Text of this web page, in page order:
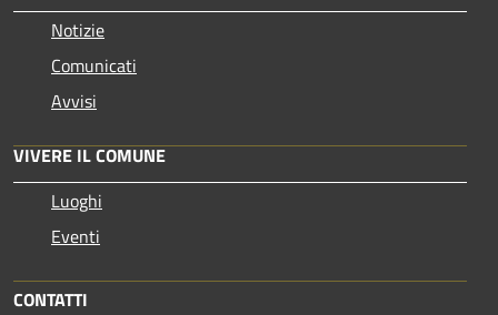
Notizie
Comunicati
Avvisi
VIVERE IL COMUNE
Luoghi
Eventi
CONTATTI